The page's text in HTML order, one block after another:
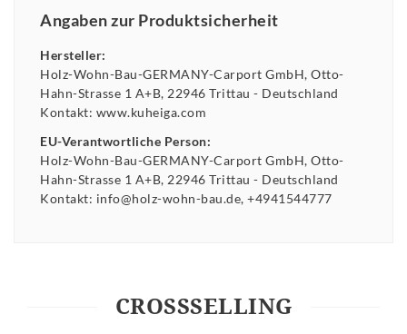
Angaben zur Produktsicherheit
Hersteller:
Holz-Wohn-Bau-GERMANY-Carport GmbH Otto-
Hahn-Strasse 1 A+B 22946 Trittau
Deutschland
Kontakt: www.kuheiga.com
EU-Verantwortliche Person:
Holz-Wohn-Bau-GERMANY-Carport GmbH Otto-
Hahn-Strasse 1 A+B 22946 Trittau
Deutschland
Kontakt: info@holz-wohn-bau.de +4941544777
CROSSSELLING